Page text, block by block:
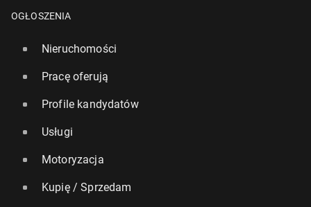
OGŁOSZENIA
Nieruchomości
Pracę oferują
Profile kandydatów
Usługi
Motoryzacja
Kupię / Sprzedam